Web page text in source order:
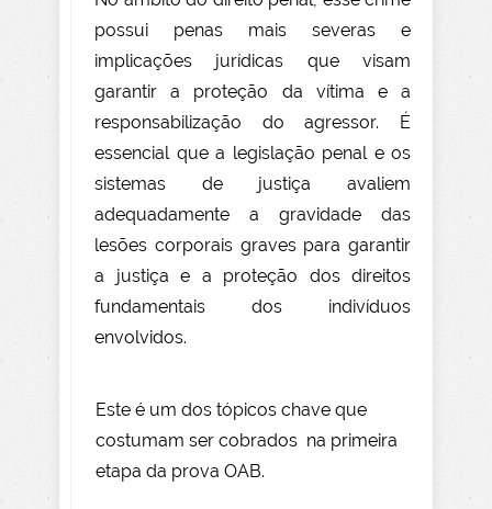
possui penas mais severas e
implicações jurídicas que visam
garantir a proteção da vítima e a
responsabilização do agressor. É
essencial que a legislação penal e os
sistemas de justiça avaliem
adequadamente a gravidade das
lesões corporais graves para garantir
a justiça e a proteção dos direitos
fundamentais dos indivíduos
envolvidos.
Este é um dos tópicos chave que
costumam ser cobrados na primeira
etapa da prova OAB.